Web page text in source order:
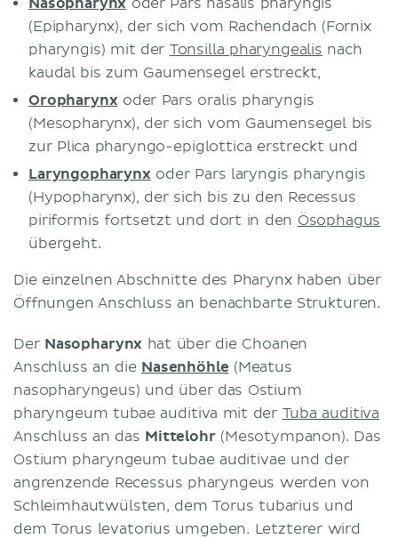
(Epipharynx), der sich vom Rachendach (Fornix
pharyngis) mit der Tonsilla pharyngealis nach
kaudal bis zum Gaumensegel erstreckt,
Oropharynxoder Pars oralis pharyngis
(Mesopharynx), der sich vom Gaumensegel bis
zur Plica pharyngo-epiglottica erstreckt und
Laryngopharynxoder Pars laryngis pharyngis
(Hypopharynx), der sich bis zu den Recessus
piriformis fortsetzt und dort in den Ösophagus
übergeht.
Die einzelnen Abschnitte des Pharynx haben über
Öffnungen Anschluss an benachbarte Strukturen.
Der Nasopharynx hat über die Choanen
Anschluss an die Nasenhöhle (Meatus
nasopharyngeus) und über das Ostium
pharyngeum tubae auditiva mit der Tuba auditiva
Anschluss an das Mittelohr(Mesotympanon). Das
Ostium pharyngeum tubae auditivae und der
angrenzende Recessus pharyngeus werden von
Schleimhautwülsten, dem Torus tubarius und
dem Torus levatorius umgeben. Letzterer wird